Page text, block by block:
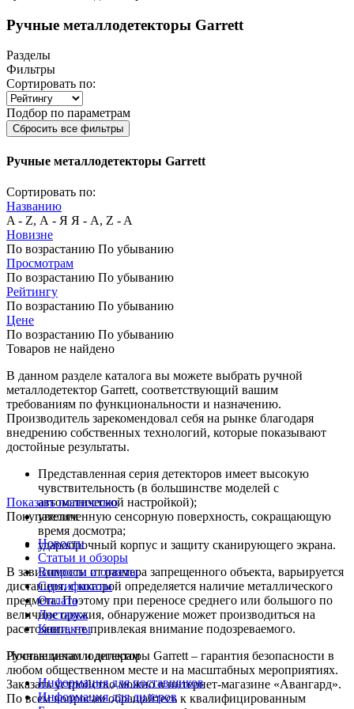
Ручные металлодетекторы Garrett
Разделы
Фильтры
Сортировать по:
Подбор по параметрам
Сбросить все фильтры
Ручные металлодетекторы Garrett
Сортировать по:
Названию
A - Z, А - Я Я - А, Z - A
Новизне
По возрастанию По убыванию
Просмотрам
По возрастанию По убыванию
Рейтингу
По возрастанию По убыванию
Цене
По возрастанию По убыванию
Товаров не найдено
В данном разделе каталога вы можете выбрать ручной
металлодетектор Garrett, соответствующий вашим
требованиям по функциональности и назначению.
Производитель зарекомендовал себя на рынке благодаря
внедрению собственных технологий, которые показывают
достойные результаты.
Представленная серия детекторов имеет высокую
чувствительность (в большинстве моделей с
автоматической настройкой);
увеличенную сенсорную поверхность, сокращающую
время досмотра;
ударопрочный корпус и защиту сканирующего экрана.
В зависимости от размера запрещенного объекта, варьируется
дистанция, с которой определяется наличие металлического
предмета. Поэтому при переносе среднего или большого по
величине оружия, обнаружение может производиться на
расстоянии, не привлекая внимание подозреваемого.
Ручные металлодетекторы Garrett – гарантия безопасности в
любом общественном месте и на масштабных мероприятиях.
Заказать устройство можно в интернет-магазине «Авангард».
По всем вопросам обращайтесь к квалифицированным
Показать полностью
Покупателям
Новости
Статьи и обзоры
Вопросы и ответы
Сертификаты
Оплата
Доставка
Контакты
Поставщикам и дилерам
Информация для поставщиков
Информация для дилеров